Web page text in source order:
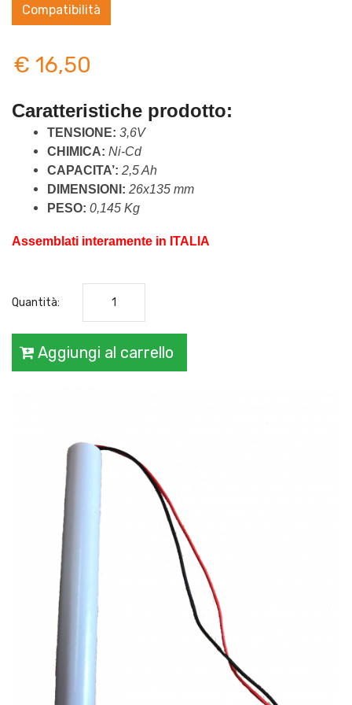
Compatibilità
€ 16,50
Caratteristiche prodotto:
TENSIONE: 3,6V
CHIMICA: Ni-Cd
CAPACITA’: 2,5 Ah
DIMENSIONI: 26x135 mm
PESO: 0,145 Kg
Assemblati interamente in ITALIA
Quantità:
Aggiungi al carrello